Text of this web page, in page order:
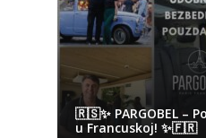
🇷🇸✨ PARGOBEL –
u Francuskoj! ✨🇫🇷